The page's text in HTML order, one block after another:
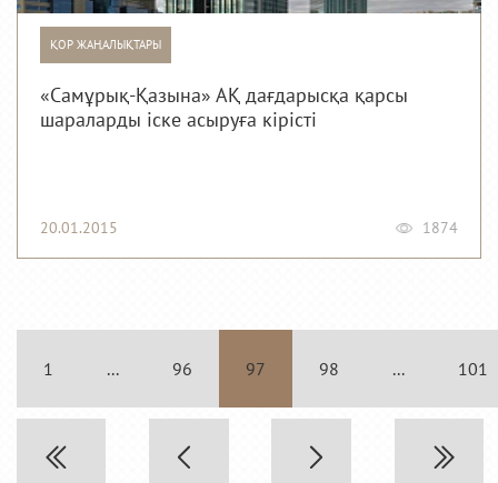
ҚОР ЖАҢАЛЫҚТАРЫ
«Самұрық-Қазына» АҚ дағдарысқа қарсы
шараларды іске асыруға кірісті
20.01.2015 1874
1 ... 96 97 98 ... 101